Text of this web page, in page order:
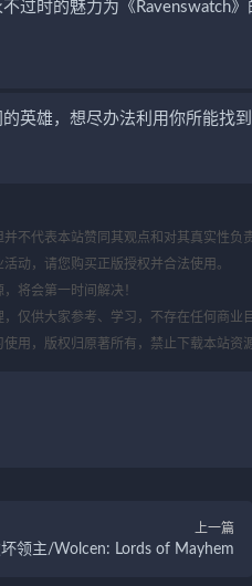
过时的魅力为《Ravenswatch》
英雄，想尽办法利用你所能找
不代表本站赞同其观点和对其真实性负责
动，请您购买正版授权并合法使用。
将会第一时间解决！
仅供大家参考、学习，不存在任何商业
用，版权归原著所有，禁止下载本站
上一篇
领主/Wolcen: Lords of Mayhem